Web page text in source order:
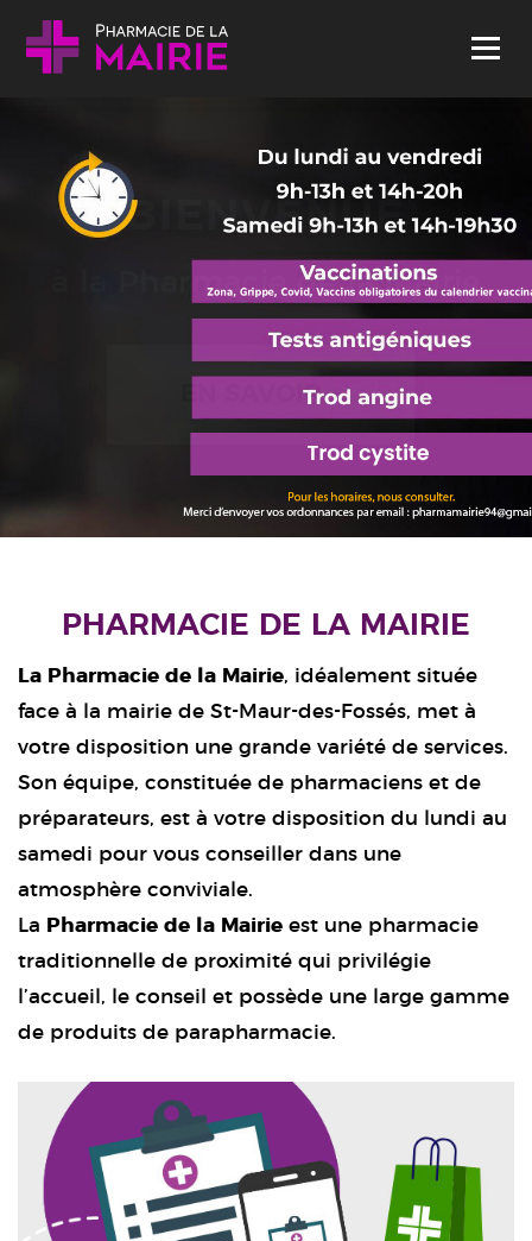
Skip to content
Menu
BIENVENUE
à la Pharmacie de la Mairie
EN SAVOIR +
PHARMACIE DE LA MAIRIE
La Pharmacie de la Mairie, idéalement située
face à la mairie de St-Maur-des-Fossés, met à
votre disposition une grande variété de services.
Son équipe, constituée de pharmaciens et de
préparateurs, est à votre disposition du lundi au
samedi pour vous conseiller dans une
atmosphère conviviale.
La
Pharmacie de la Mairie est une pharmacie
traditionnelle de proximité qui privilégie
l’accueil, le conseil et possède une large gamme
de produits de parapharmacie.